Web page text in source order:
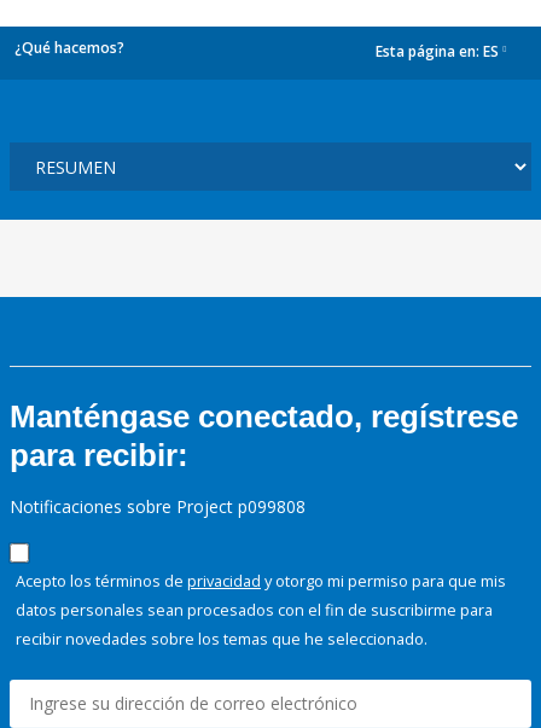
¿Qué hacemos? Esta página en: ES
Manténgase conectado, regístrese
para recibir:
Notificaciones sobre Project p099808
Acepto los términos de privacidad y otorgo mi permiso para que mis
datos personales sean procesados con el fin de suscribirme para
recibir novedades sobre los temas que he seleccionado.